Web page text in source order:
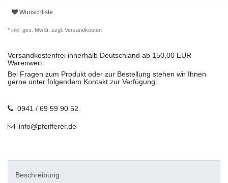
Wunschliste
* inkl. ges. MwSt. zzgl. Versandkosten
Versandkostenfrei innerhalb Deutschland ab 150,00 EUR
Warenwert.
Bei Fragen zum Produkt oder zur Bestellung stehen wir Ihnen
gerne unter folgendem Kontakt zur Verfügung:
0941 / 69 59 90 52
info@pfeifferer.de
Beschreibung